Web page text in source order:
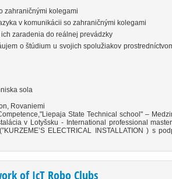
zahraničnými kolegami
v komunikácii so zahraničnými kolegami
zaradenia do reálnej prevádzky
o štúdium u svojich spolužiakov
sola
Rovaniemi
State Technical school" –
v Lotyšsku - International professional
ELECTRICAL INSTALLATION ) s
of IcT Robo Clubs